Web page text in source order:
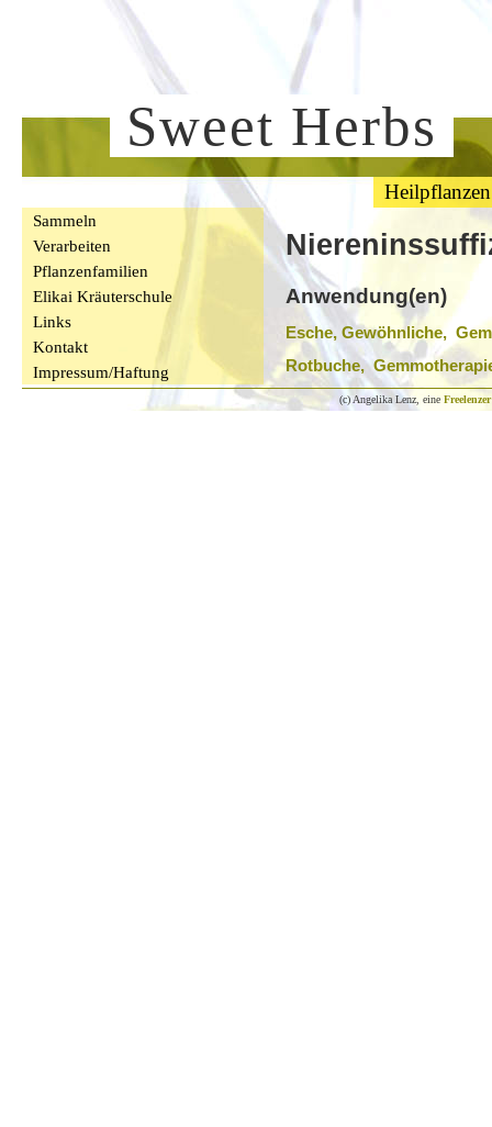
Sweet Herbs
Heilpflanzen
Sammeln
Verarbeiten
Pflanzenfamilien
Elikai Kräuterschule
Links
Kontakt
Impressum/Haftung
Anwendung(en)
Esche, Gewöhnliche,
Rotbuche,
(c) Angelika Lenz, eine Freelenzer